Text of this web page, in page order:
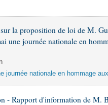
la proposition de loi de M.
une journée nationale en
journée nationale en hommage
- Rapport d'information de M.